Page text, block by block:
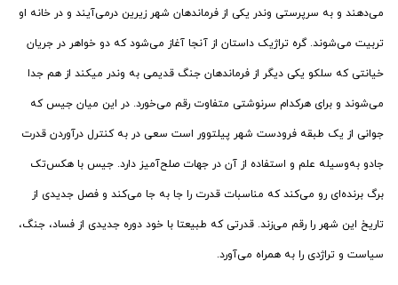
می‌دهند و به سرپرستی وندر یکی از فرماندهان شهر زیرین درمی‌آیند و در خانه او
تربیت می‌شوند. گره تراژیک داستان از آنجا آغاز می‌شود که دو خواهر در جریان
خیانتی که سلکو یکی دیگر از فرماندهان جنگ قدیمی به وندر میکند از هم جدا
می‌شوند و برای هرکدام سرنوشتی متفاوت رقم می‌خورد. در این میان جیس که
جوانی از یک طبقه فرودست شهر پیلتوور است سعی در به کنترل درآوردن قدرت
جادو به‌وسیله علم و استفاده از آن در جهات صلح‌آمیز دارد. جیس با هکس‌تک
برگ برنده‌ای رو می‌کند که مناسبات قدرت را جا به جا می‌کند و فصل جدیدی از
تاریخ این شهر را رقم می‌زند. قدرتی که طبیعتا با خود دوره جدیدی از فساد، جنگ،
سیاست و تراژدی را به همراه می‌آورد.